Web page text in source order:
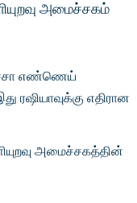
அமைச்சகம்
எண்ணெய்
ரஷியாவுக்கு எதிரான
அமைச்சகத்தின்